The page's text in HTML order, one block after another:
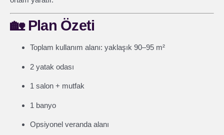
🏡 Plan Özeti
Toplam kullanım alanı: yaklaşık 90–95 m²
2 yatak odası
1 salon + mutfak
1 banyo
Opsiyonel veranda alanı